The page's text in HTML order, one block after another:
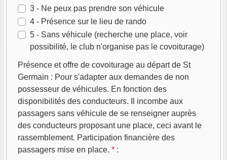
3 - Ne peux pas prendre son véhicule
4 - Présence sur le lieu de rando
5 - Sans véhicule (recherche une place, voir
possibilité, le club n'organise pas le covoiturage)
Présence et offre de covoiturage au départ de St
Germain : Pour s'adapter aux demandes de non
possesseur de véhicules. En fonction des
disponibilités des conducteurs. Il incombe aux
passagers sans véhicule de se renseigner auprès
des conducteurs proposant une place, ceci avant le
rassemblement. Participation financière des
passagers mise en place. * :